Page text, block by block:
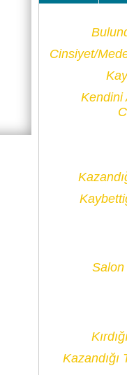
Cinsiyet/
Kendini
Kazandığı